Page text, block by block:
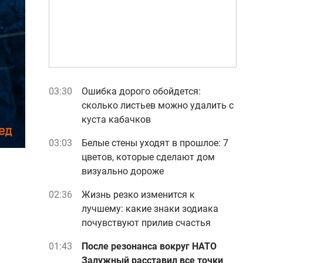
03:30
Ошибка дорого обойдется:
сколько листьев можно удалить с
куста кабачков
03:03
Белые стены уходят в прошлое: 7
цветов, которые сделают дом
визуально дороже
02:36
Жизнь резко изменится к
лучшему: какие знаки зодиака
почувствуют прилив счастья
01:43
После резонанса вокруг НАТО
Залужный расставил все точки